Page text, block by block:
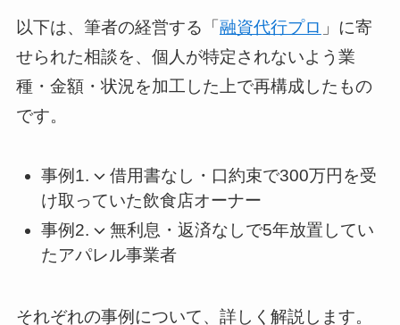
以下は、筆者の経営する「融資代行プロ 」に寄
せられた相談を、個人が特定されないよう業
種・金額・状況を加工した上で再構成したもの
です。
事例1.
借用書なし・口約束で300万円を受
け取っていた飲食店オーナー
事例2.
無利息・返済なしで5年放置してい
たアパレル事業者
それぞれの事例について、詳しく解説します。